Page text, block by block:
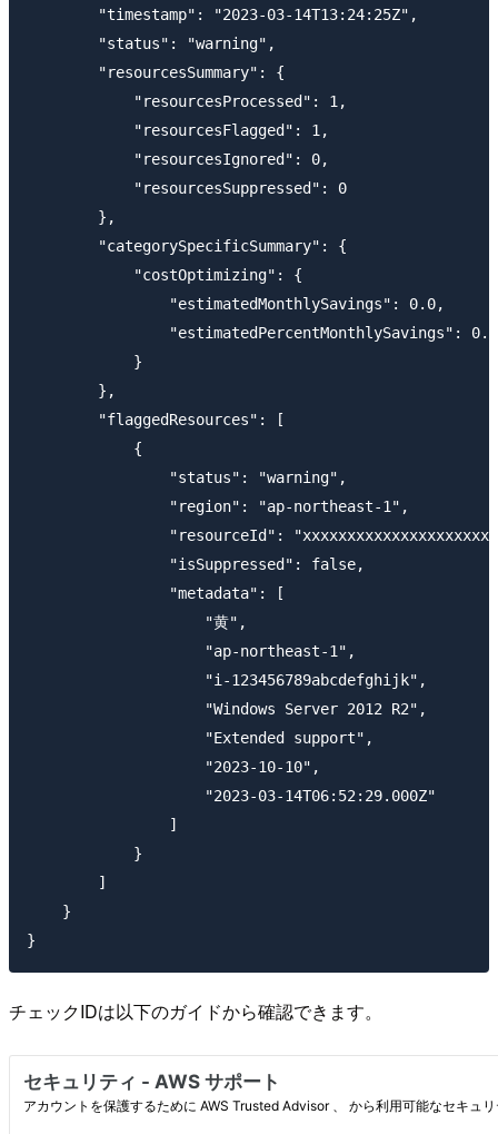
        "timestamp": "2023-03-14T13:24:25Z",
        "status": "warning",
        "resourcesSummary": {
            "resourcesProcessed": 1,
            "resourcesFlagged": 1,
            "resourcesIgnored": 0,
            "resourcesSuppressed": 0
        },
        "categorySpecificSummary": {
            "costOptimizing": {
                "estimatedMonthlySavings": 0.0,
                "estimatedPercentMonthlySavings": 0.0
            }
        },
        "flaggedResources": [
            {
                "status": "warning",
                "region": "ap-northeast-1",
"resourceId":
                "isSuppressed": false,
                "metadata": [
                    "黄",
                    "ap-northeast-1",
                    "i-123456789abcdefghijk",
                    "Windows Server 2012 R2",
                    "Extended support",
                    "2023-10-10",
                    "2023-03-14T06:52:29.000Z"
                ]
            }
        ]
    }
チェックIDは以下のガイドから確認できます。